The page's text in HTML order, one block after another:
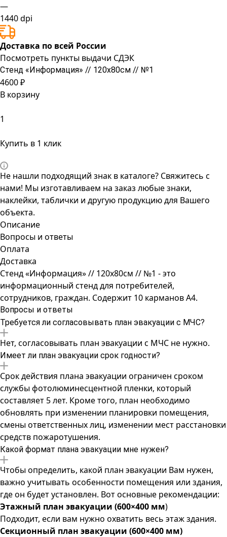
—
1440 dpi
Доставка по всей России
Посмотреть пункты выдачи СДЭК
Стенд «Информация» // 120х80см // №1
4600 ₽
В корзину
Купить в 1 клик
Не нашли подходящий знак в каталоге? Свяжитесь с
нами! Мы изготавливаем на заказ любые знаки,
наклейки, таблички и другую продукцию для Вашего
объекта.
Описание
Вопросы и ответы
Оплата
Доставка
Стенд «Информация» // 120х80см // №1 - это
информационный стенд для потребителей,
сотрудников, граждан. Содержит 10 карманов А4.
Вопросы и ответы
Требуется ли согласовывать план эвакуации с МЧС?
Нет, согласовывать план эвакуации с МЧС не нужно.
Имеет ли план эвакуации срок годности?
Срок действия плана эвакуации ограничен сроком
службы фотолюминесцентной пленки, который
составляет 5 лет. Кроме того, план необходимо
обновлять при изменении планировки помещения,
смены ответственных лиц, изменении мест расстановки
средств пожаротушения.
Какой формат плана эвакуации мне нужен?
Чтобы определить, какой план эвакуации Вам нужен,
важно учитывать особенности помещения или здания,
где он будет установлен. Вот основные рекомендации:
Этажный план эвакуации (600×400 мм)
Подходит, если вам нужно охватить весь этаж здания.
Секционный план эвакуации (600×400 мм)